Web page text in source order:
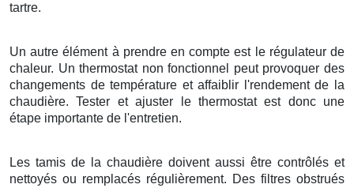
tartre.
Un autre élément à prendre en compte est le régulateur de
chaleur. Un thermostat non fonctionnel peut provoquer des
changements de température et affaiblir l'rendement de la
chaudière. Tester et ajuster le thermostat est donc une
étape importante de l'entretien.
Les tamis de la chaudière doivent aussi être contrôlés et
nettoyés ou remplacés régulièrement. Des filtres obstrués